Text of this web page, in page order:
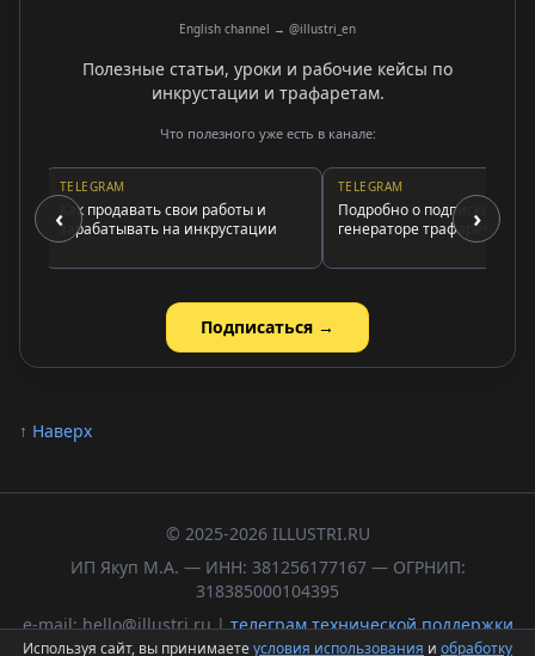
English channel → @illustri_en
Полезные статьи, уроки и рабочие кейсы по
инкрустации и трафаретам.
Что полезного уже есть в канале:
‹
TELEGRAM
Как продавать свои работы и
зарабатывать на инкрустации
TELEGRAM
Подробно о подписке и
генераторе трафаретов
›
Подписаться →
↑ Наверх
© 2025-2026 ILLUSTRI.RU
ИП Якуп М.А. — ИНН: 381256177167 — ОГРНИП:
318385000104395
e-mail: hello@illustri.ru |телеграм технической поддержки
Используя сайт, вы принимаетеусловия использования и обработку